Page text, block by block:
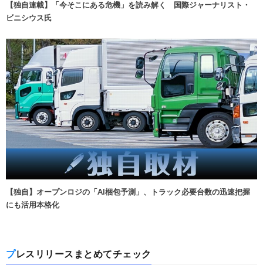
【独自連載】「今そこにある危機」を読み解く 国際ジャーナリスト・
ビニシウス氏
【独自】オープンロジの「AI梱包予測」、トラック必要台数の迅速把握
にも活用本格化
プレスリリースまとめてチェック